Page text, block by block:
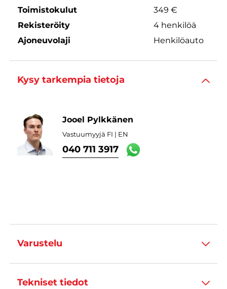
Toimistokulut
349 €
Rekisteröity
4 henkilöä
Ajoneuvolaji
Henkilöauto
Kysy tarkempia tietoja
Jooel Pylkkänen
Vastuumyyjä FI | EN
040 711 3917
Varustelu
Tekniset tiedot